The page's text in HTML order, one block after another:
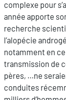
complexe pour
année apporte
recherche
l’alopécie
notamment en
transmission de
pères, …ne
conduites